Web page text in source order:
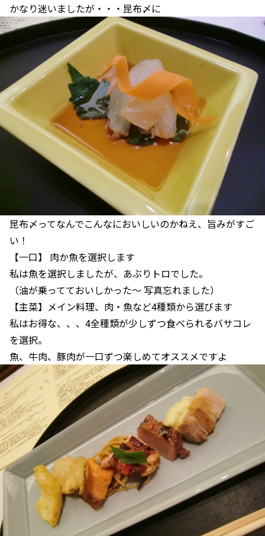
かなり迷いましたが・・・昆布〆に
昆布〆ってなんでこんなにおいしいのかねえ、旨みがすご
い！
【一口】 肉か魚を選択します
私は魚を選択しましたが、あぶりトロでした。
（油が乗ってておいしかった～ 写真忘れました）
【主菜】メイン料理、肉・魚など4種類から選びます
私はお得な、、、4全種類が少しずつ食べられるバサコレ
を選択。
魚、牛肉、豚肉が一口ずつ楽しめてオススメですよ